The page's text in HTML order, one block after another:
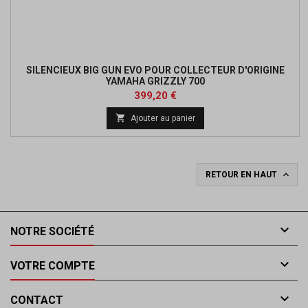
SILENCIEUX BIG GUN EVO POUR COLLECTEUR D'ORIGINE
YAMAHA GRIZZLY 700
Prix
399,20 €Prix
de
base
 Ajouter au panier
RETOUR EN HAUT 
NOTRE SOCIÉTÉ 
VOTRE COMPTE 
CONTACT 